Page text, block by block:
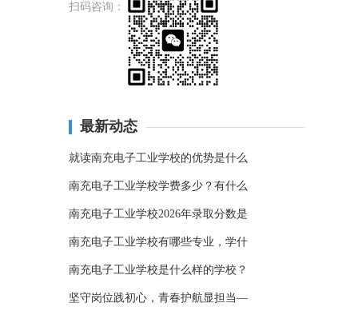
扫码咨询：
最新动态
就读南充电子工业学校的优势是什么
南充电子工业学校学费多少？有什么
南充电子工业学校2026年录取分数是
南充电子工业学校有哪些专业，学什
南充电子工业学校是什么样的学校？
坚守岗位践初心，青春护航显担当—